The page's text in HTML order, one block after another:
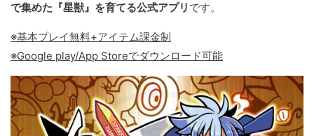
で集めた『星獣』を育てる公式アプリ です。
※基本プレイ無料+アイテム課金制
※Google play/App Storeでダウンロード可能